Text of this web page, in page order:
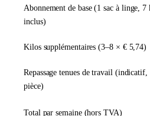
Abonnement de base (1 sac à linge, 7
inclus)
Kilos supplémentaires (3–8 × € 5,74)
Repassage tenues de travail (indicatif,
pièce)
Total par semaine (hors TVA)